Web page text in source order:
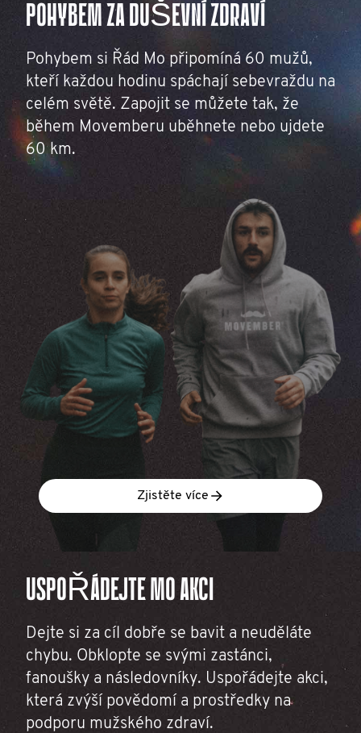
POHYBEM ZA DUŠEVNÍ ZDRAVÍ
Pohybem si Řád Mo připomíná 60 mužů,
kteří každou hodinu spáchají sebevraždu na
celém světě. Zapojit se můžete tak, že
během Movemberu uběhnete nebo ujdete
60 km.
Zjistěte více
USPOŘÁDEJTE MO AKCI
Dejte si za cíl dobře se bavit a neuděláte
chybu. Obklopte se svými zastánci,
fanoušky a následovníky. Uspořádejte akci,
která zvýší povědomí a prostředky na
podporu mužského zdraví.